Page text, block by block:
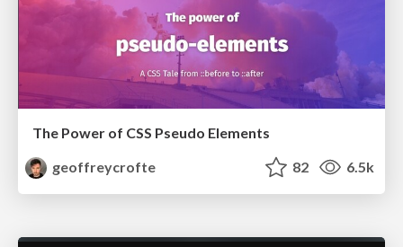
The Power of CSS Pseudo Elements
geoffreycrofte
82 6.5k